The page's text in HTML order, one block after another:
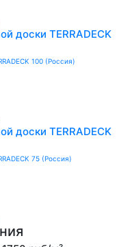
доски TERRADECK
доски TERRADECK